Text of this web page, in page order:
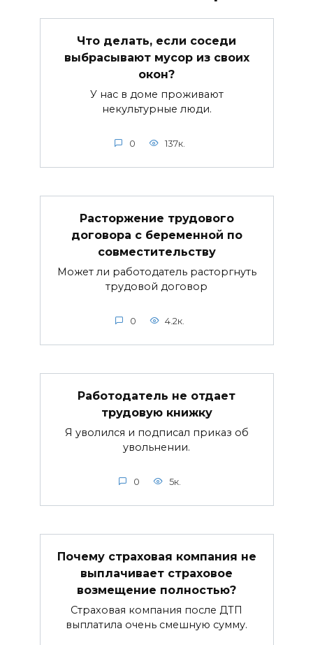
Что делать, если соседи
выбрасывают мусор из своих
окон?
У нас в доме проживают
некультурные люди.
0 137к.
Расторжение трудового
договора с беременной по
совместительству
Может ли работодатель расторгнуть
трудовой договор
0 4.2к.
Работодатель не отдает
трудовую книжку
Я уволился и подписал приказ об
увольнении.
0 5к.
Почему страховая компания не
выплачивает страховое
возмещение полностью?
Страховая компания после ДТП
выплатила очень смешную сумму.